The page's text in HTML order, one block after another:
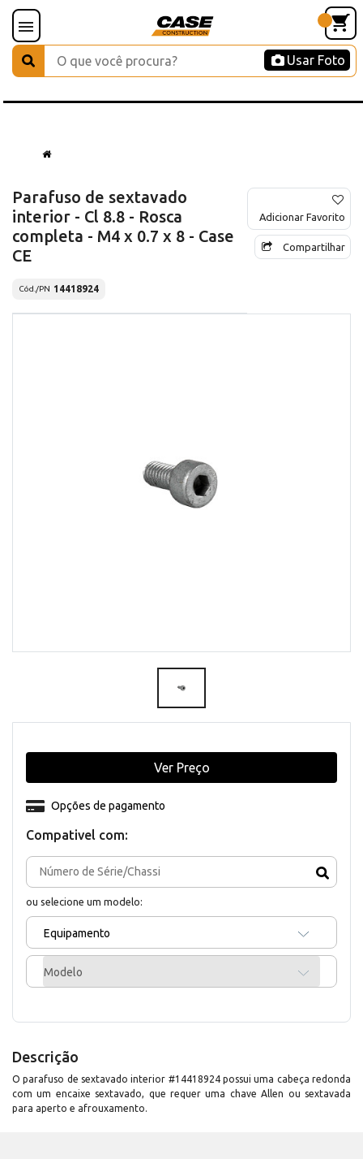
Usar Foto
Parafuso de sextavado
interior - Cl 8.8 - Rosca
completa - M4 x 0.7 x 8 - Case
CE
Cód./PN 14418924
Adicionar Favorito
Compartilhar
Compativel com:
ou selecione um modelo:
Equipamento
Modelo
Opções de pagamento
Ver Preço
Descrição
O parafuso de sextavado interior #14418924 possui uma cabeça redonda
com um encaixe sextavado, que requer uma chave Allen ou sextavada
para aperto e afrouxamento.